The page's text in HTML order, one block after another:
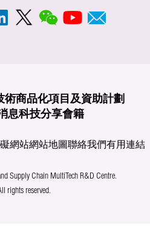
術商品化項目及資助計劃
息科技分享會籍
網站網站地圖聯絡我們有用連結
Supply Chain MultiTech R&D Centre.
rights reserved.